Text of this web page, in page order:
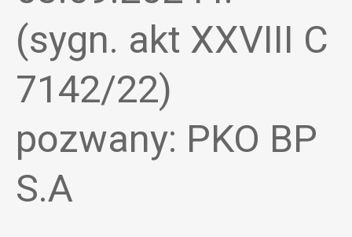
(sygn. akt XXVIII C
7142/22)
pozwany: PKO BP
S.A